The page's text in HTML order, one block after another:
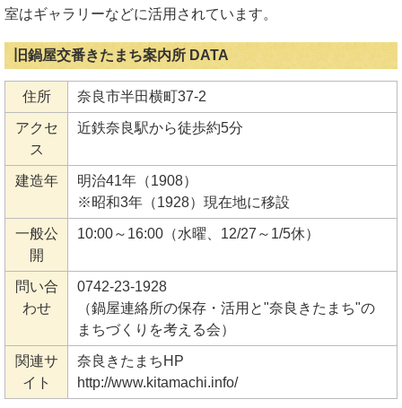
室はギャラリーなどに活用されています。
旧鍋屋交番きたまち案内所 DATA
住所 奈良市半田横町37-2
アクセ
ス
近鉄奈良駅から徒歩約5分
建造年
明治41年（1908）
※昭和3年（1928）現在地に移設
一般公
開
10:00～16:00（水曜、12/27～1/5休）
問い合
わせ
0742-23-1928
（鍋屋連絡所の保存・活用と"奈良きたまち"の
まちづくりを考える会）
関連サ
イト
奈良きたまちHP
http://www.kitamachi.info/